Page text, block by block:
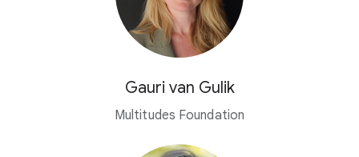
Gauri van Gulik
Multitudes Foundation